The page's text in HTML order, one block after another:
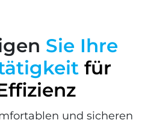
Sie Ihre
für
und sicheren